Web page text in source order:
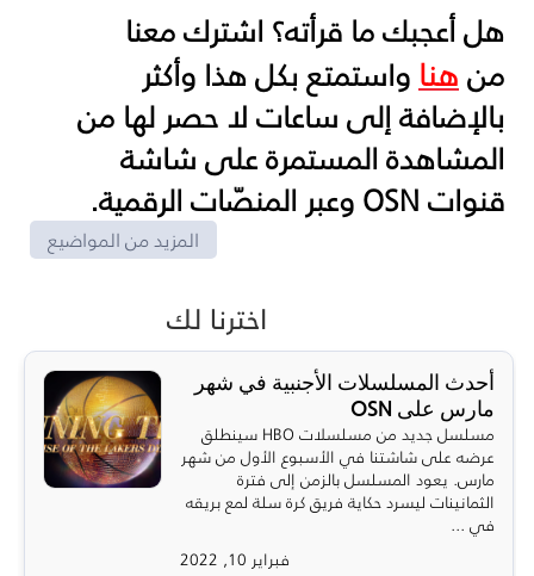
هل أعجبك ما قرأته؟ اشترك معنا
منهناواستمتع بكل هذا وأكثر
بالإضافة إلى ساعات لا حصر لها من
المشاهدة المستمرة على شاشة
قنواتOSNوعبر المنصّات الرقمية.
المزيد من المواضيع
اخترنا لك
أحدث المسلسلات الأجنبية في شهر
مارس على OSN
مسلسل جديد من مسلسلات HBO سينطلق
عرضه على شاشتنا في الأسبوع الأول من شهر
مارس. يعود المسلسل بالزمن إلى فترة
الثمانينات ليسرد حكاية فريق كرة سلة لمع بريقه
في ...
فبراير 10, 2022